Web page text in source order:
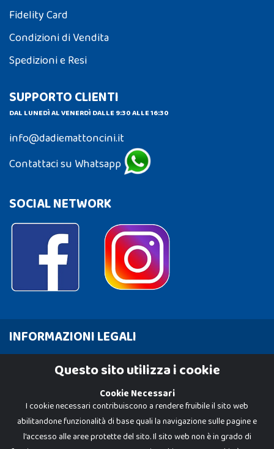
Fidelity Card
Condizioni di Vendita
Spedizioni e Resi
SUPPORTO CLIENTI
DAL LUNEDÌ AL VENERDÌ DALLE 9:30 ALLE 16:30
info@dadiemattoncini.it
Contattaci su Whatsapp
SOCIAL NETWORK
INFORMAZIONI LEGALI
Cookie PolicyQuesto sito utilizza i cookie
Cookie Necessari
I cookie necessari contribuiscono a rendere fruibile il sito web
abilitandone funzionalità di base quali la navigazione sulle pagine e
l'accesso alle aree protette del sito. Il sito web non è in grado di